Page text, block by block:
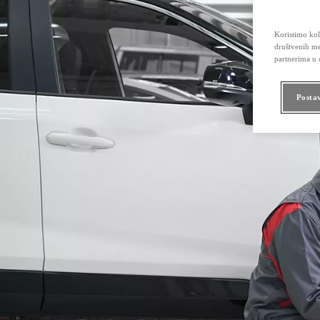
Koristimo
društvenih
partnerima u